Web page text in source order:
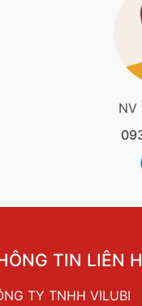
NV
TIN LIÊN
TY TNHH VILUBI